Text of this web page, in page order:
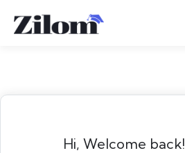
Hi, Welcome back!